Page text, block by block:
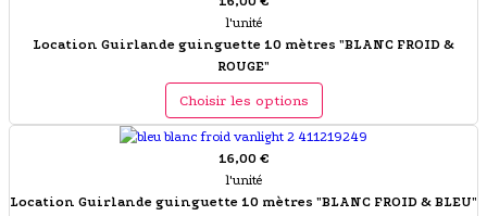
l'unité
Location Guirlande guinguette 10 mètres "BLANC FROID &
ROUGE"
Choisir les options
16,00 €
l'unité
Location Guirlande guinguette 10 mètres "BLANC FROID & BLEU"